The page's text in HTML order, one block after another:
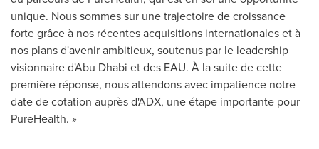
unique. Nous sommes sur une trajectoire de croissance
forte grâce à nos récentes acquisitions internationales et à
nos plans d'avenir ambitieux, soutenus par le leadership
visionnaire d'Abu Dhabi et des EAU. À la suite de cette
première réponse, nous attendons avec impatience notre
date de cotation auprès d'ADX, une étape importante pour
PureHealth. »